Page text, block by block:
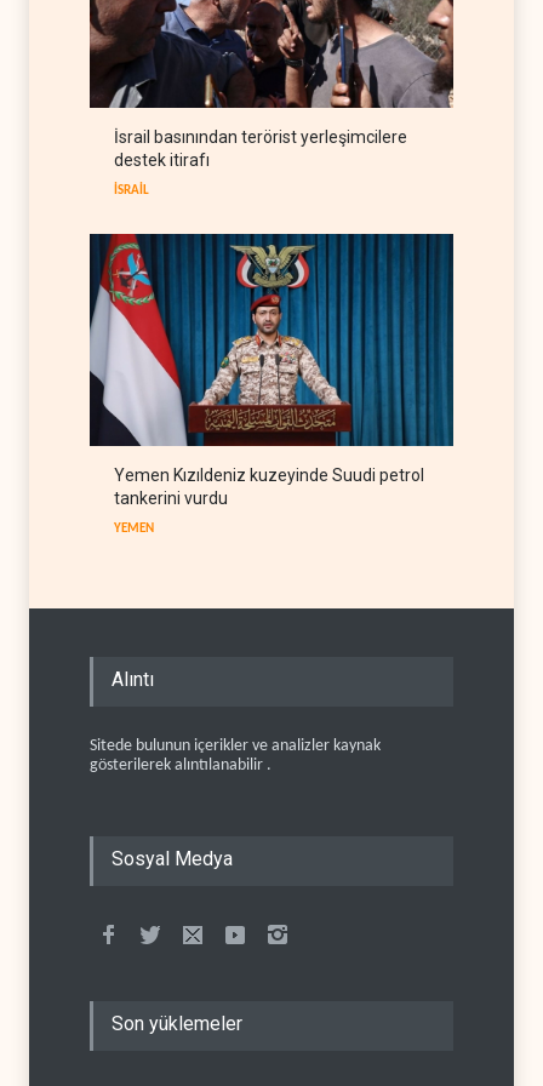
CNN: Stokların erimesi
ABD'yi İran karşısında 'zor
kararlara' sevk ediyor
BATI YARIM KÜRE 05 Ağustos 2026
Colani'den Trump'a Rusya
İsrail basınından terörist yerleşimcilere
destek itirafı
İSRAİL
Yemen Kızıldeniz kuzeyinde Suudi petrol
tankerini vurdu
YEMEN
Alıntı
Sitede bulunun içerikler ve analizler kaynak
gösterilerek alıntılanabilir .
Sosyal Medya
Son yüklemeler